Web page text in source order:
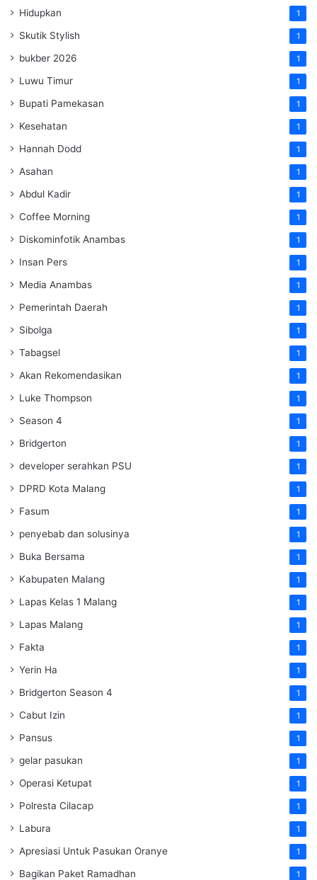
Hidupkan 1
Skutik Stylish 1
bukber 2026 1
Luwu Timur 1
Bupati Pamekasan 1
Kesehatan 1
Hannah Dodd 1
Asahan 1
Abdul Kadir 1
Coffee Morning 1
Diskominfotik Anambas 1
Insan Pers 1
Media Anambas 1
Pemerintah Daerah 1
Sibolga 1
Tabagsel 1
Akan Rekomendasikan 1
Luke Thompson 1
Season 4 1
Bridgerton 1
developer serahkan PSU 1
DPRD Kota Malang 1
Fasum 1
penyebab dan solusinya 1
Buka Bersama 1
Kabupaten Malang 1
Lapas Kelas 1 Malang 1
Lapas Malang 1
Fakta 1
Yerin Ha 1
Bridgerton Season 4 1
Cabut Izin 1
Pansus 1
gelar pasukan 1
Operasi Ketupat 1
Polresta Cilacap 1
Labura 1
Apresiasi Untuk Pasukan Oranye 1
Bagikan Paket Ramadhan 1